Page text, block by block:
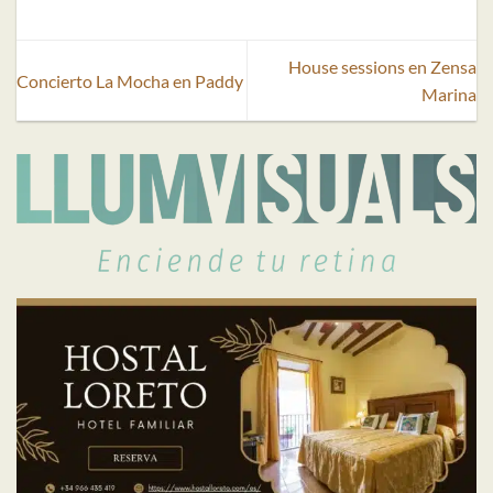
Concierto La Mocha en Paddy
House sessions en Zensa
Marina